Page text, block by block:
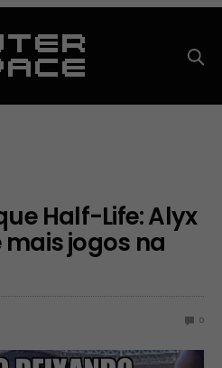
Half-Life: Alyx
jogos na
0